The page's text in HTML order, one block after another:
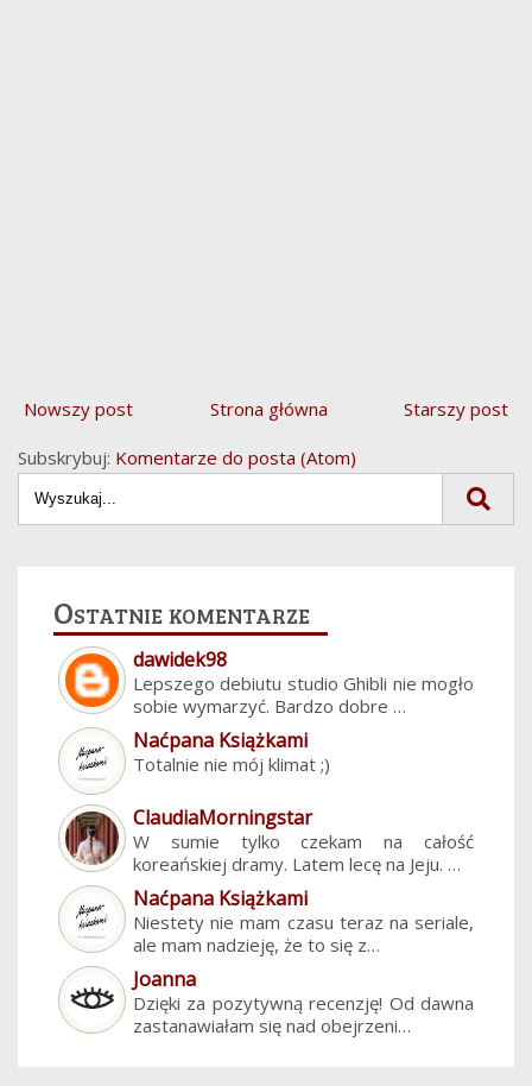
Nowszy post Starszy post
Strona główna
Subskrybuj: Komentarze do posta (Atom)
Ostatnie komentarze
dawidek98
Lepszego debiutu studio Ghibli nie mogło
sobie wymarzyć. Bardzo dobre …
Naćpana Książkami
Totalnie nie mój klimat ;)
ClaudiaMorningstar
W sumie tylko czekam na całość
koreańskiej dramy. Latem lecę na Jeju. …
Naćpana Książkami
Niestety nie mam czasu teraz na seriale,
ale mam nadzieję, że to się z…
Joanna
Dzięki za pozytywną recenzję! Od dawna
zastanawiałam się nad obejrzeni…